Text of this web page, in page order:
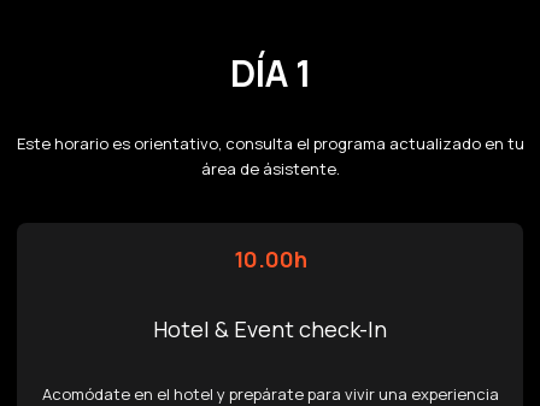
DÍA 1
Este horario es orientativo, consulta el programa actualizado en tu
área de ásistente.
10.00h
Hotel & Event check-In
Acomódate en el hotel y prepárate para vivir una experiencia